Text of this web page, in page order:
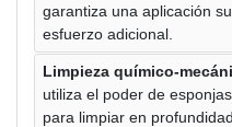
garantiza una aplicación
esfuerzo adicional.
Limpieza químico-
utiliza el poder de
para limpiar en